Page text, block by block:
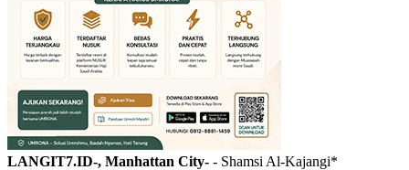
LANGIT7.ID-, Manhattan City- - Shamsi Al-Kajangi*